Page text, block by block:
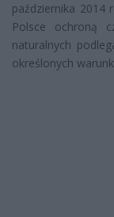
października 2014
Polsce ochroną
naturalnych
określonych